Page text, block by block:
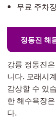
무료 주차
정동진 해
강릉 정동진
니다. 모래시
감상할 수 있
한 해수욕장
다.